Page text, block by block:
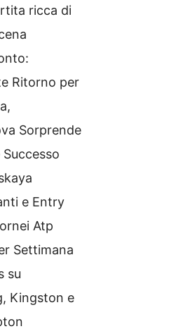
ricca di
Ritorno per
Sorprende
e Entry
Atp
Settimana
su
Kingston e